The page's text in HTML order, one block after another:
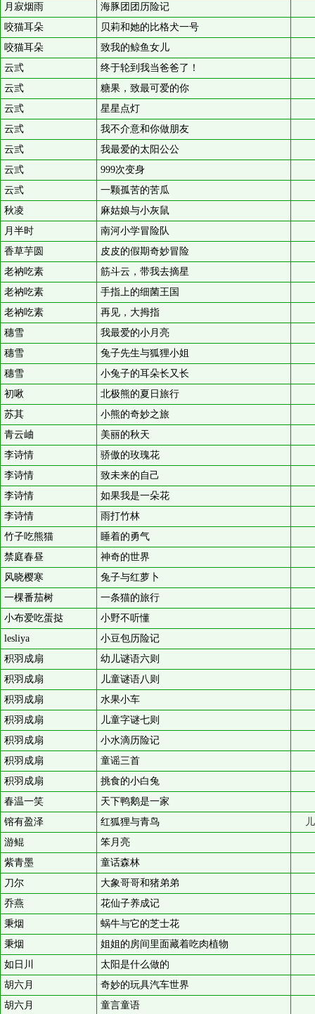
月寂烟雨
海豚团团历险记
咬猫耳朵
贝莉和她的比格犬一号
咬猫耳朵
致我的鲸鱼女儿
云弎
终于轮到我当爸爸了！
云弎
糖果，致最可爱的你
云弎
星星点灯
云弎
我不介意和你做朋友
云弎
我最爱的太阳公公
云弎
999次变身
云弎
一颗孤苦的苦瓜
秋凌
麻姑娘与小灰鼠
月半时
南河小学冒险队
香草芋圆
皮皮的假期奇妙冒险
老衲吃素
筋斗云，带我去摘星
老衲吃素
手指上的细菌王国
老衲吃素
再见，大拇指
穗雪
我最爱的小月亮
穗雪
兔子先生与狐狸小姐
穗雪
小兔子的耳朵长又长
初啾
北极熊的夏日旅行
苏其
小熊的奇妙之旅
青云岫
美丽的秋天
李诗情
骄傲的玫瑰花
李诗情
致未来的自己
李诗情
如果我是一朵花
李诗情
雨打竹林
竹子吃熊猫
睡着的勇气
禁庭春昼
神奇的世界
风晓樱寒
兔子与红萝卜
一棵番茄树
一条猫的旅行
小布爱吃蛋挞
小野不听懂
lesliya
小豆包历险记
积羽成扇
幼儿谜语六则
积羽成扇
儿童谜语八则
积羽成扇
水果小车
积羽成扇
儿童字谜七则
积羽成扇
小水滴历险记
积羽成扇
童谣三首
积羽成扇
挑食的小白兔
春温一笑
天下鸭鹅是一家
镕有盈泽
红狐狸与青鸟
游鲲
笨月亮
紫青墨
童话森林
刀尔
大象哥哥和猪弟弟
乔燕
花仙子养成记
秉烟
蜗牛与它的芝士花
秉烟
姐姐的房间里面藏着吃肉植物
如日川
太阳是什么做的
胡六月
奇妙的玩具汽车世界
胡六月
童言童语